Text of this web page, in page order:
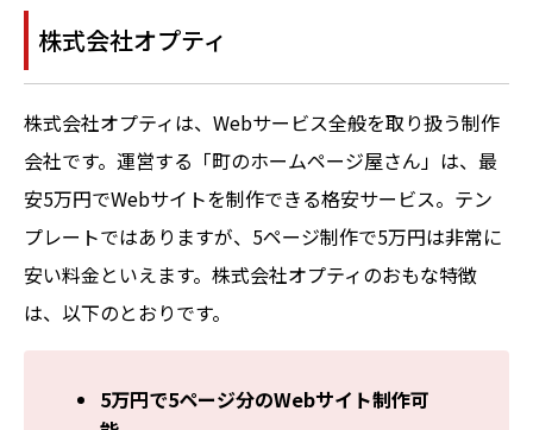
株式会社オプティ
株式会社オプティは、Webサービス全般を取り扱う制作
会社です。運営する「町のホームページ屋さん」は、最
安5万円でWebサイトを制作できる格安サービス。テン
プレートではありますが、5ページ制作で5万円は非常に
安い料金といえます。株式会社オプティのおもな特徴
は、以下のとおりです。
5万円で5ページ分のWebサイト制作可